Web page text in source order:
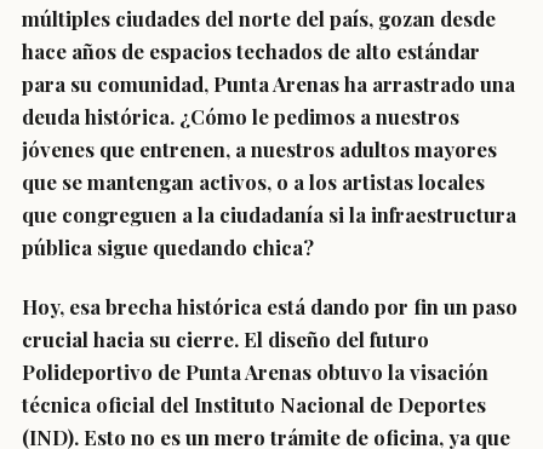
múltiples ciudades del norte del país, gozan desde
hace años de espacios techados de alto estándar
para su comunidad, Punta Arenas ha arrastrado una
deuda histórica. ¿Cómo le pedimos a nuestros
jóvenes que entrenen, a nuestros adultos mayores
que se mantengan activos, o a los artistas locales
que congreguen a la ciudadanía si la infraestructura
pública sigue quedando chica?
Hoy, esa brecha histórica está dando por fin un paso
crucial hacia su cierre. El diseño del futuro
Polideportivo de Punta Arenas obtuvo la visación
técnica oficial del Instituto Nacional de Deportes
(IND). Esto no es un mero trámite de oficina, ya que